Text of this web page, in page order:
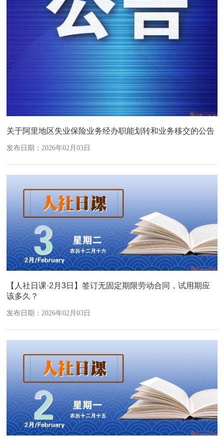
关于阿里地区失业保险业务经办职能划转和业务移交的公告
发布日期：2026年02月03日
【人社日课·2月3日】签订无固定期限劳动合同，试用期应
该多久？
发布日期：2026年02月03日